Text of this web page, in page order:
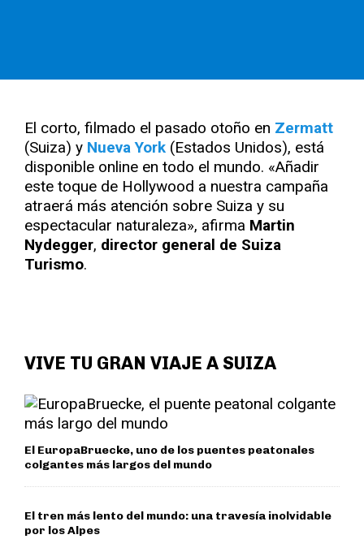
El corto, filmado el pasado otoño en Zermatt
(Suiza) y Nueva York (Estados Unidos), está
disponible online en todo el mundo. «Añadir
este toque de Hollywood a nuestra campaña
atraerá más atención sobre Suiza y su
espectacular naturaleza», afirma Martin
Nydegger, director general de Suiza
Turismo.
VIVE TU GRAN VIAJE A SUIZA
El EuropaBruecke, uno de los puentes peatonales
colgantes más largos del mundo
El tren más lento del mundo: una travesía inolvidable
por los Alpes